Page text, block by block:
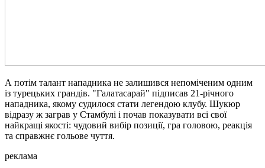
А потім талант нападника не залишився непоміченим одним
із турецьких грандів. "Галатасарай" підписав 21-річного
нападника, якому судилося стати легендою клубу. Шукюр
відразу ж заграв у Стамбулі і почав показувати всі свої
найкращі якості: чудовий вибір позиції, гра головою, реакція
та справжнє гольове чуття.
реклама